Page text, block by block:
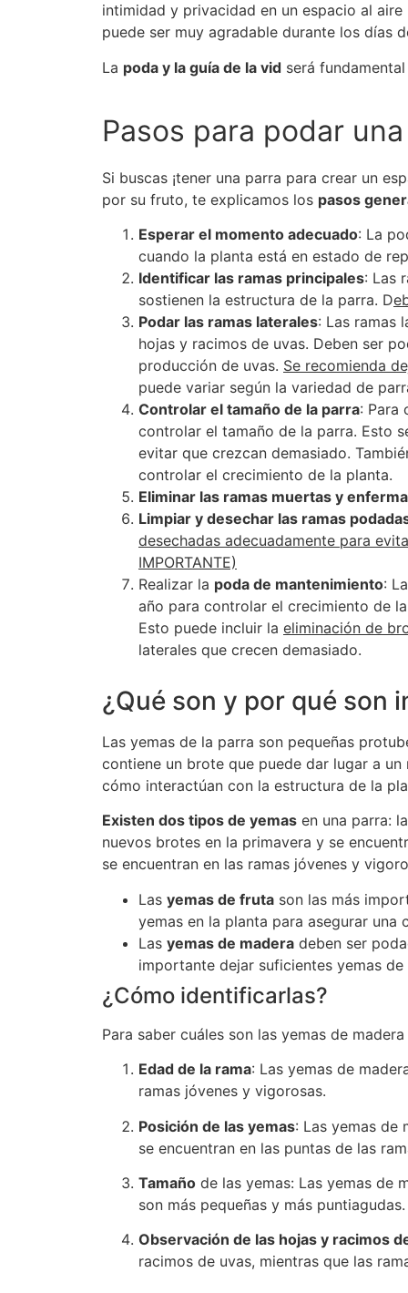
intimidad y privacidad en un espacio al
puede ser muy agradable durante los días
La poda y la guía de la vid será
Pasos para podar
Si buscas ¡tener una parra para crear un
por su fruto, te explicamos los pasos
Esperar el momento adecuado: La
cuando la planta está en estado de
Identificar las ramas principales: Las
sostienen la estructura de la parra. D
Podar las ramas laterales: Las ramas
hojas y racimos de uvas. Deben ser
producción de uvas. Se recomienda
puede variar según la variedad de
Controlar el tamaño de la parra: Para
controlar el tamaño de la parra. Esto
evitar que crezcan demasiado.
controlar el crecimiento de la planta.
Eliminar las ramas muertas y
Limpiar y desechar las ramas
desechadas adecuadamente para
IMPORTANTE)
Realizar la poda de mantenimiento:
año para controlar el crecimiento de
Esto puede incluir la eliminación de
laterales que crecen demasiado.
¿Qué son y por qué son
Las yemas de la parra son pequeñas
contiene un brote que puede dar lugar a
cómo interactúan con la estructura de la
Existen dos tipos de yemas en una parra:
nuevos brotes en la primavera y se
se encuentran en las ramas jóvenes y
Las yemas de fruta son las más
yemas en la planta para asegurar una
Las yemas de madera deben ser
importante dejar suficientes yemas
¿Cómo identificarlas?
Para saber cuáles son las yemas de
Edad de la rama: Las yemas de
ramas jóvenes y vigorosas.
Posición de las yemas: Las yemas de
se encuentran en las puntas de las
Tamaño de las yemas: Las yemas de
son más pequeñas y más puntiagudas.
Observación de las hojas y racimos
racimos de uvas, mientras que las